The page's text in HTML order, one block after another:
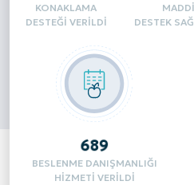
KONAKLAMA
DESTEĞI VERILDI
MADDI
DESTEK
342
BESLENME DANIŞMANLIĞI
HIZMETI VERILDI